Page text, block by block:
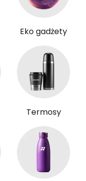
Eko gadżety
Termosy